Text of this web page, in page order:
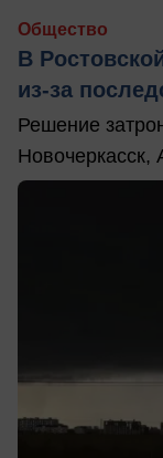
Общество
В
из-за
Решение
Новочеркасск,